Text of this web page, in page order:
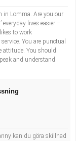
in Lomma. Are you our
everyday lives easier –
to work
You are punctual
attitude. You should:
and understand
kan du göra skillnad